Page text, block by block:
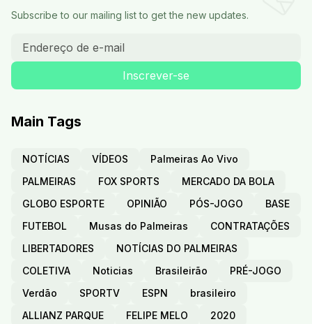
Subscribe to our mailing list to get the new updates.
Main Tags
NOTÍCIAS VÍDEOS
Palmeiras Ao Vivo
PALMEIRAS
FOX SPORTS
MERCADO DA BOLA
GLOBO ESPORTE
OPINIÃO PÓS-JOGO
BASE
FUTEBOL
Musas do Palmeiras
CONTRATAÇÕES
LIBERTADORES
NOTÍCIAS DO PALMEIRAS
COLETIVA
Noticias Brasileirão
PRÉ-JOGO
Verdão
SPORTV ESPN
brasileiro
ALLIANZ PARQUE
FELIPE MELO
2020